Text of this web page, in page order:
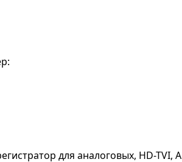
для аналоговых, HD-